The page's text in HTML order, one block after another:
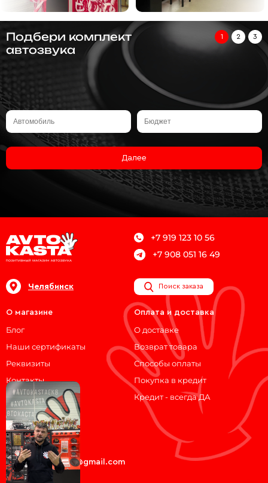
Подбери комплект
автозвука
1 2 3
Далее
+7 919 123 10 56
+7 908 051 16 49
Челябинск Поиск заказа
О магазине
Блог
Наши сертификаты
Реквизиты
Контакты
Оплата и доставка
О доставке
Возврат товара
Способы оплаты
Покупка в кредит
Кредит - всегда ДА
Мы на связи!
ВКонтакте
Telegram
avtokasta74@gmail.com